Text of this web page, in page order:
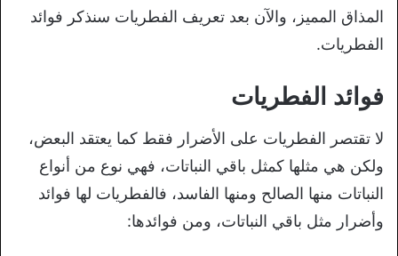
المذاق المميز، والآن بعد تعريف الفطريات سنذكر فوائد
الفطريات.
فوائد الفطريات
لا تقتصر الفطريات على الأضرار فقط كما يعتقد البعض،
ولكن هي مثلها كمثل باقي النباتات، فهي نوع من أنواع
النباتات منها الصالح ومنها الفاسد، فالفطريات لها فوائد
وأضرار مثل باقي النباتات، ومن فوائدها: